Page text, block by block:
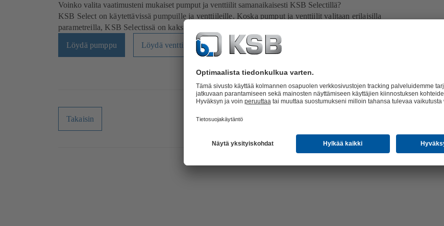
Voinko valita vaatimusteni mukaiset pumput ja venttiilit samanaikaisesti KSB Selectillä?
KSB Select on käytettävissä pumpuille ja venttiileille. Koska pumput ja venttiilit valitaan erilaisilla
parametreilla, KSB Selectissä on kaksi näkymää.
Löydä pumppu Löydä venttiili
Takaisin